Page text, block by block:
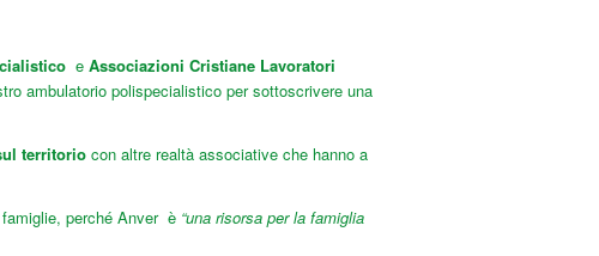
e Associazioni Cristiane Lavoratori
ambulatorio polispecialistico per sottoscrivere una
territoriocon altre realtà associative che hanno a
perché Anver è “una risorsa per la famiglia